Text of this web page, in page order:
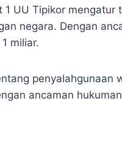
1 UU Tipikor mengatur
negara. Dengan
miliar.
penyalahgunaan
ancaman